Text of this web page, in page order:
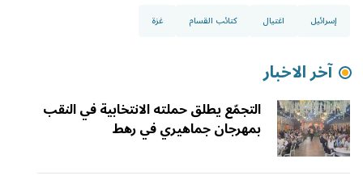
إسرائيل اغتيال كتائب القسام غزة
آخر الاخبار
التجمّع يطلق حملته الانتخابية في النقب
بمهرجان جماهيري في رهط